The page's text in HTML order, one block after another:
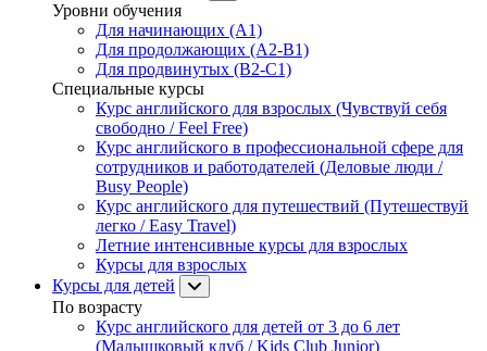
Уровни обучения
Для начинающих (A1)
Для продолжающих (A2-B1)
Для продвинутых (B2-C1)
Специальные курсы
Курс английского для взрослых (Чувствуй себя
свободно / Feel Free)
Курс английского в профессиональной сфере для
сотрудников и работодателей (Деловые люди /
Busy People)
Курс английского для путешествий (Путешествуй
легко / Easy Travel)
Летние интенсивные курсы для взрослых
Курсы для взрослых
Курсы для детей
По возрасту
Курс английского для детей от 3 до 6 лет
(Малышковый клуб / Kids Club Junior)